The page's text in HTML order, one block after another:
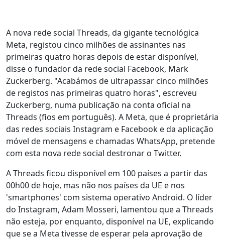
A nova rede social Threads, da gigante tecnológica
Meta, registou cinco milhões de assinantes nas
primeiras quatro horas depois de estar disponível,
disse o fundador da rede social Facebook, Mark
Zuckerberg. "Acabámos de ultrapassar cinco milhões
de registos nas primeiras quatro horas", escreveu
Zuckerberg, numa publicação na conta oficial na
Threads (fios em português). A Meta, que é proprietária
das redes sociais Instagram e Facebook e da aplicação
móvel de mensagens e chamadas WhatsApp, pretende
com esta nova rede social destronar o Twitter.
A Threads ficou disponível em 100 países a partir das
00h00 de hoje, mas não nos países da UE e nos
'smartphones' com sistema operativo Android. O líder
do Instagram, Adam Mosseri, lamentou que a Threads
não esteja, por enquanto, disponível na UE, explicando
que se a Meta tivesse de esperar pela aprovação de